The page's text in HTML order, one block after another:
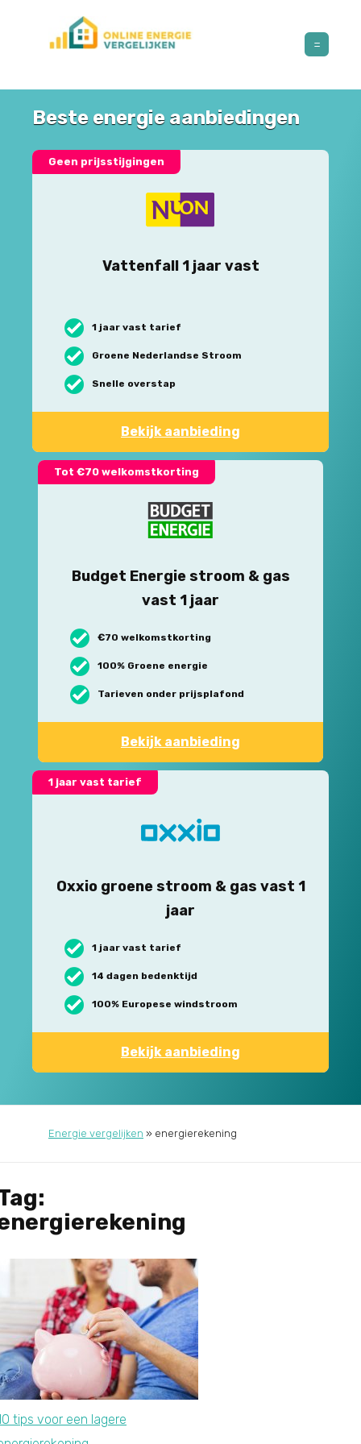
Beste energie aanbiedingen
Geen prijsstijgingen
Vattenfall 1 jaar vast
1 jaar vast tarief
Groene Nederlandse Stroom
Snelle overstap
Bekijk aanbieding
Tot €70 welkomstkorting
Budget Energie stroom & gas
vast 1 jaar
€70 welkomstkorting
100% Groene energie
Tarieven onder prijsplafond
Bekijk aanbieding
1 jaar vast tarief
Oxxio groene stroom & gas vast 1
jaar
1 jaar vast tarief
14 dagen bedenktijd
100% Europese windstroom
Bekijk aanbieding
Energie vergelijken » energierekening
tips voor een lagere